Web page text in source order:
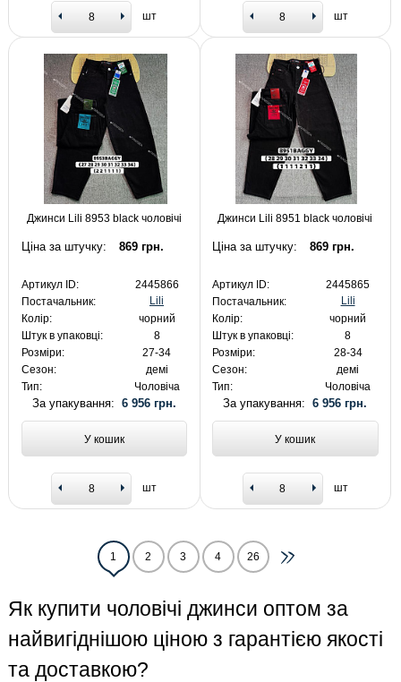
шт шт
Джинси Lili 8953 black чоловічі
Ціна за штучку: 869 грн.
Артикул ID:
2445866
Постачальник:
Lili
Колір:
чорний
Штук в упаковці:
8
Розміри:
27-34
Сезон:
демі
Тип:
Чоловіча
За упакування: 6 956 грн.
У кошик
шт
Джинси Lili 8951 black чоловічі
Ціна за штучку: 869 грн.
Артикул ID:
2445865
Постачальник:
Lili
Колір:
чорний
Штук в упаковці:
8
Розміри:
28-34
Сезон:
демі
Тип:
Чоловіча
За упакування:6 956 грн.
У кошик
шт
1 2 3 4 26
Як купити чоловічі джинси оптом за
найвигіднішою ціною з гарантією якості
та доставкою?